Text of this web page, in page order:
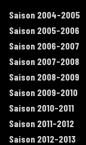
Saison 2004-2005
Saison 2005-2006
Saison 2006-2007
Saison 2007-2008
Saison 2008-2009
Saison 2009-2010
Saison 2010-2011
Saison 2011-2012
Saison 2012-2013